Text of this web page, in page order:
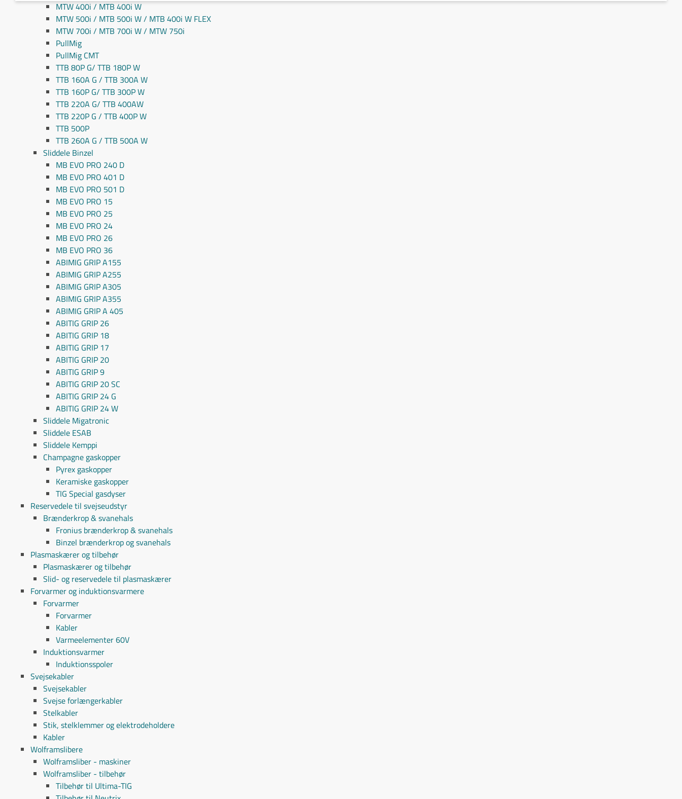
MTW 400i / MTB 400i W
MTW 500i / MTB 500i W / MTB 400i W FLEX
MTW 700i / MTB 700i W / MTW 750i
PullMig
PullMig CMT
TTB 80P G/ TTB 180P W
TTB 160A G / TTB 300A W
TTB 160P G/ TTB 300P W
TTB 220A G/ TTB 400AW
TTB 220P G / TTB 400P W
TTB 500P
TTB 260A G / TTB 500A W
Sliddele Binzel
MB EVO PRO 240 D
MB EVO PRO 401 D
MB EVO PRO 501 D
MB EVO PRO 15
MB EVO PRO 25
MB EVO PRO 24
MB EVO PRO 26
MB EVO PRO 36
ABIMIG GRIP A155
ABIMIG GRIP A255
ABIMIG GRIP A305
ABIMIG GRIP A355
ABIMIG GRIP A 405
ABITIG GRIP 26
ABITIG GRIP 18
ABITIG GRIP 17
ABITIG GRIP 20
ABITIG GRIP 9
ABITIG GRIP 20 SC
ABITIG GRIP 24 G
ABITIG GRIP 24 W
Sliddele Migatronic
Sliddele ESAB
Sliddele Kemppi
Champagne gaskopper
Pyrex gaskopper
Keramiske gaskopper
TIG Special gasdyser
Reservedele til svejseudstyr
Brænderkrop & svanehals
Fronius brænderkrop & svanehals
Binzel brænderkrop og svanehals
Plasmaskærer og tilbehør
Plasmaskærer og tilbehør
Slid- og reservedele til plasmaskærer
Forvarmer og induktionsvarmere
Forvarmer
Forvarmer
Kabler
Varmeelementer 60V
Induktionsvarmer
Induktionsspoler
Svejsekabler
Svejsekabler
Svejse forlængerkabler
Stelkabler
Stik, stelklemmer og elektrodeholdere
Kabler
Wolframslibere
Wolframsliber - maskiner
Wolframsliber - tilbehør
Tilbehør til Ultima-TIG